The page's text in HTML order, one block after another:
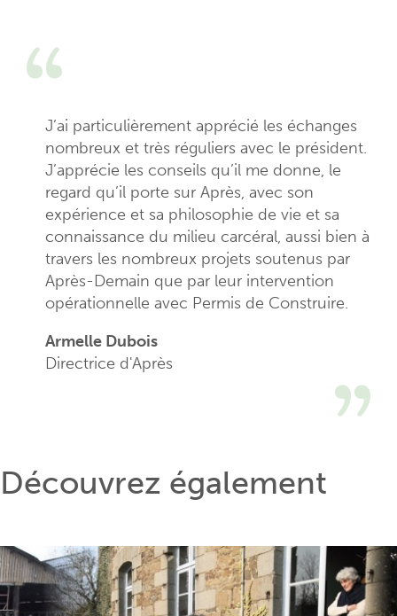
J’ai particulièrement apprécié les échanges
nombreux et très réguliers avec le président.
J’apprécie les conseils qu’il me donne, le
regard qu’il porte sur Après, avec son
expérience et sa philosophie de vie et sa
connaissance du milieu carcéral, aussi bien à
travers les nombreux projets soutenus par
Après-Demain que par leur intervention
opérationnelle avec Permis de Construire.
Armelle Dubois
Directrice d'Après
Découvrez également